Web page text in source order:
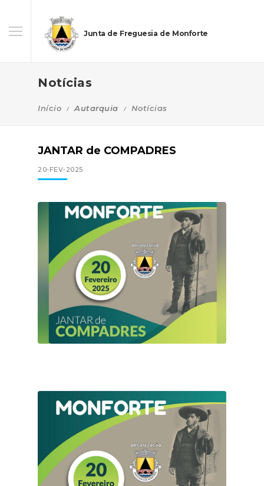
Junta de Freguesia de Monforte
Notícias
Início Autarquia Notícias
JANTAR de COMPADRES
20-FEV-2025